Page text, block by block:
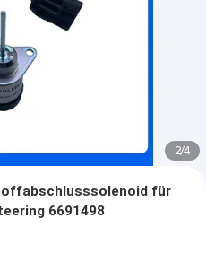
2/4
für
6691498